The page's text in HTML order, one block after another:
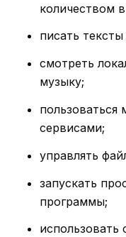
количеством
писать
смотреть
музыку;
сервисами;
управлять
запускать
программы;
использовать